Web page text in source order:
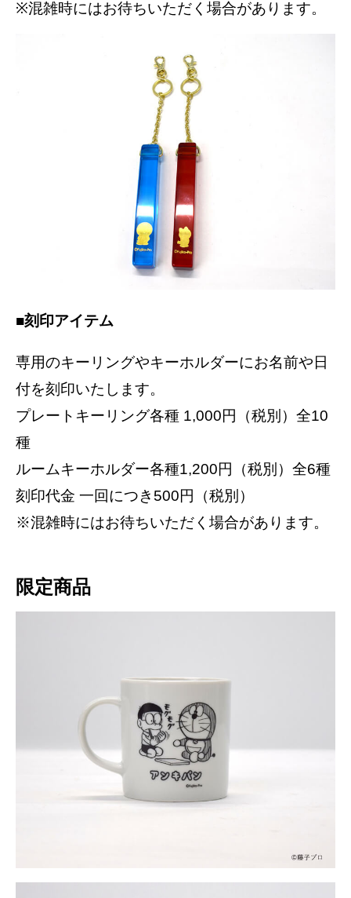
※混雑時にはお待ちいただく場合があります。
■刻印アイテム
専用のキーリングやキーホルダーにお名前や日
付を刻印いたします。
プレートキーリング各種 1,000円（税別）全10
種
ルームキーホルダー各種1,200円（税別）全6種
刻印代金 一回につき500円（税別）
※混雑時にはお待ちいただく場合があります。
限定商品